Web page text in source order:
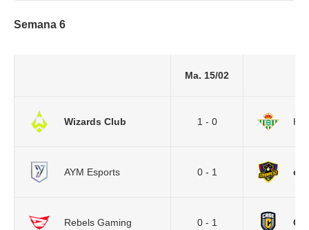
Semana 6
Ma. 15/02
Wizards Club 1 - 0
AYM Esports 0 - 1
Rebels Gaming 0 - 1